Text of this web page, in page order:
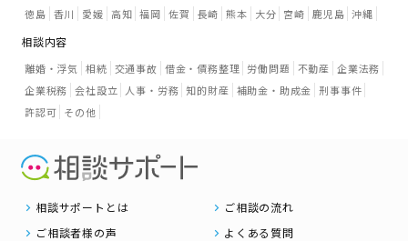
徳島 香川 愛媛 高知 福岡 佐賀 長崎 熊本 大分 宮崎 鹿児島 沖縄
相談内容
離婚・浮気 相続 交通事故 借金・債務整理 労働問題 不動産 企業法務
企業税務 会社設立 人事・労務 知的財産 補助金・助成金 刑事事件
許認可 その他
相談サポートとは
ご相談の流れ
ご相談者様の声
よくある質問